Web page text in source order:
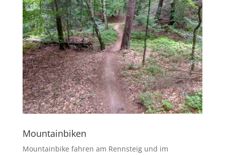
Mountainbiken
Mountainbike fahren am Rennsteig und im